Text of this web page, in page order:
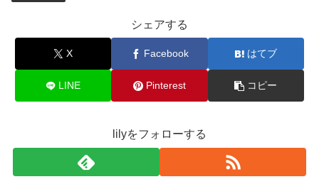
シェアする
X Facebook はてブ
LINE Pinterest コピー
lilyをフォローする